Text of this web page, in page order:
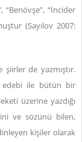
“Benövşe”, “İncider
(Sayılov 2007:
de yazmıştır.
edebi ile bütün bir
üzerine yazdığı
ve sözünü bilen,
kişiler olarak